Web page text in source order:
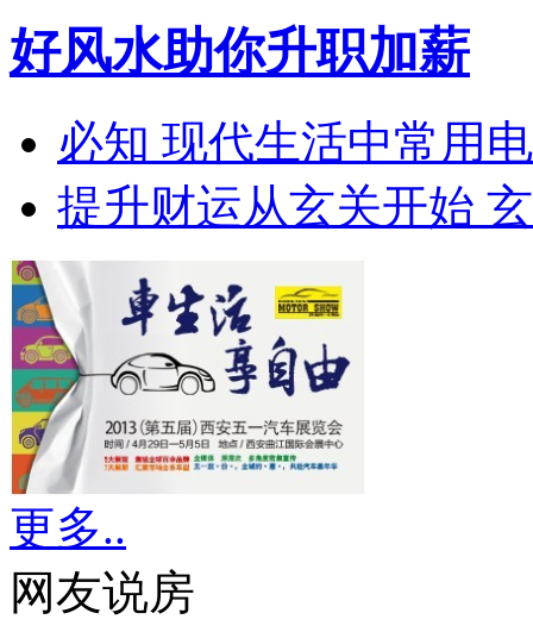
好风水助你升职加薪
必知 现代生活中常用
提升财运从玄关开始
更多..
网友说房